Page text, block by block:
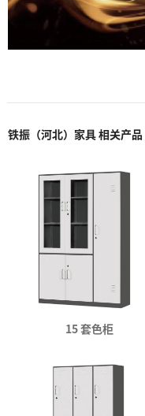
铁振（河北）家具 相关产品
15 套色柜